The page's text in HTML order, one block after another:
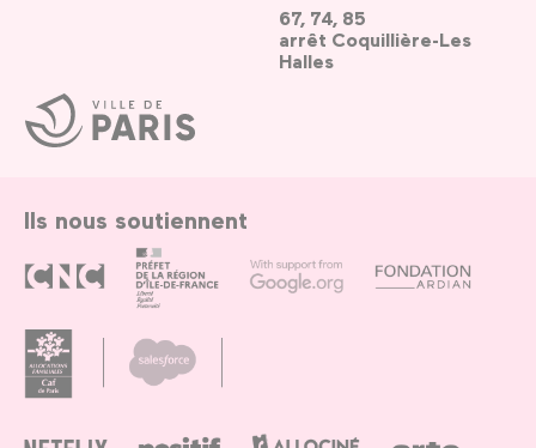
Ville
de
Paris
67, 74, 85
arrêt Coquillière-Les
Halles
Ils nous soutiennent